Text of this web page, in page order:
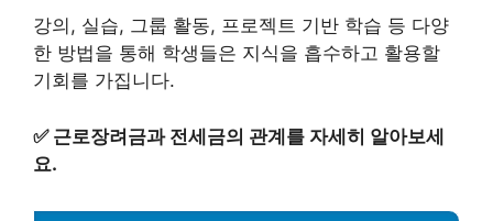
강의, 실습, 그룹 활동, 프로젝트 기반 학습 등 다양
한 방법을 통해 학생들은 지식을 흡수하고 활용할
기회를 가집니다.
✅ 근로장려금과 전세금의 관계를 자세히 알아보세
요.